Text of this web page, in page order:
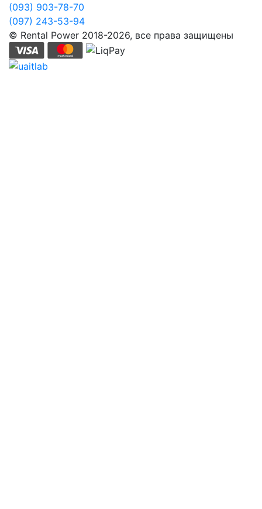
(093) 903-78-70
(097) 243-53-94
© Rental Power 2018-2026, все права защищены